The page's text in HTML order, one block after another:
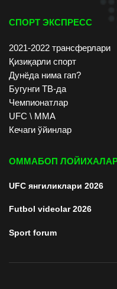
СПОРТ ЭКСПРЕСС
2021-2022 трансферлари
Қизиқарли спорт
Дунёда нима гап?
Бугунги ТВ-да
Чемпионатлар
UFC \ ММА
Кечаги ўйинлар
ОММАБОП
UFC янгиликлари 2026
Futbol videolar 2026
Sport forum